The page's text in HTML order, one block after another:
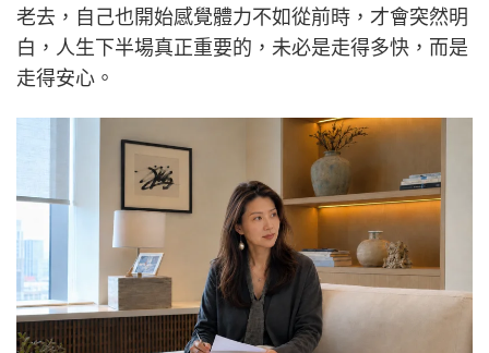
老去，自己也開始感覺體力不如從前時，才會突然明
白，人生下半場真正重要的，未必是走得多快，而是
走得安心。